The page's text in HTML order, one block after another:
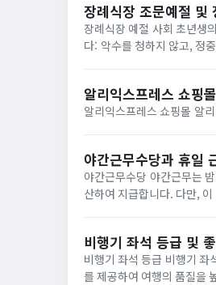
장례식장 조문예절 및
장례식장 예절 사회 초년생의 경우 경조사 참석 경험이 적을 수 있으므로, 장례식장 방문 시 다음의 예절을 준수해야 합니
다: 악수를 청하지 않고, 정중하게 상주나 상제와 맞절합니다. 고인의 사망 원인과 경위를 묻지 않습니다. 풍습 및 종교를
알리익스프레스 쇼핑
야간근무수당과 휴일
야간근무수당 야간근무는 밤 10시부터 다음날 새벽 6시까지의 근무를 말합니다. 시급 기준으로 50%의 야간수당을 가
산하여 지급합니다. 다만, 이 기준은 5인 이상
비행기 좌석 등급 및
비행기 좌석 등급 비행기 좌석 등급에는 이코노미와 비즈니스석이 있습니다. 비즈니스석은 편안한 공간과 특별한 서비스
를 제공하여 여행의 품질을 높이는 선택지입니다. 국내 항공편에서